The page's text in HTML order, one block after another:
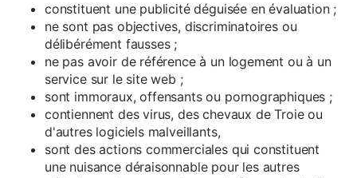
constituent une publicité déguisée en évaluation ;
ne sont pas objectives, discriminatoires ou
délibérément fausses ;
ne pas avoir de référence à un logement ou à un
service sur le site web ;
sont immoraux, offensants ou pornographiques ;
contiennent des virus, des chevaux de Troie ou
d'autres logiciels malveillants,
sont des actions commerciales qui constituent
une nuisance déraisonnable pour les autres